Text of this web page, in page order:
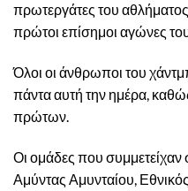
πρωτεργάτες του
πρώτοι επίσημοι αγώνες
Όλοι οι άνθρωποι του
πάντα αυτή την ημέρα,
πρώτων.
Οι ομάδες που
Αμύντας Αμυνταίου,